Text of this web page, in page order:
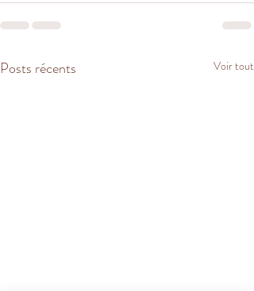
Posts récents Voir tout